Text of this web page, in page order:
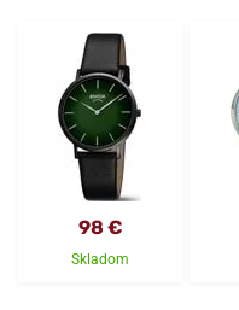
98 €
Skladom